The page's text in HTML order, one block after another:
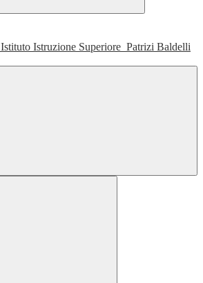
Istituto Istruzione Superiore Patrizi Baldelli